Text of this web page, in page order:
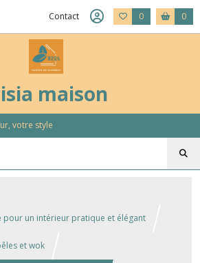
Contact 0 0
maison
votre style
pour un intérieur pratique et élégant
et wok